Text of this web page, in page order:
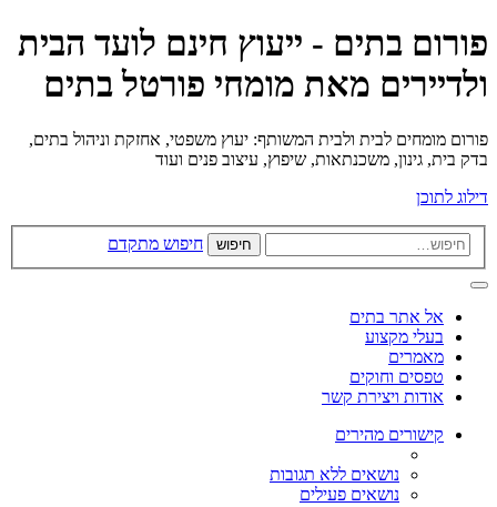
פורום בתים - ייעוץ חינם לועד הבית
ולדיירים מאת מומחי פורטל בתים
פורום מומחים לבית ולבית המשותף: יעוץ משפטי, אחזקת וניהול בתים,
בדק בית, גינון, משכנתאות, שיפוץ, עיצוב פנים ועוד
דילוג לתוכן
חיפוש חיפוש מתקדם
אל אתר בתים
בעלי מקצוע
מאמרים
טפסים וחוקים
אודות ויצירת קשר
קישורים מהירים
נושאים ללא תגובות
נושאים פעילים